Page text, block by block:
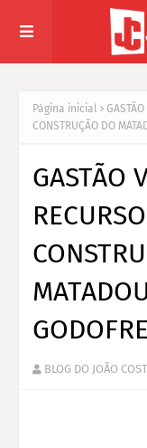
Página inicial
CONSTRUÇÃO DO
GASTÃO
BLOG DO JOÃO